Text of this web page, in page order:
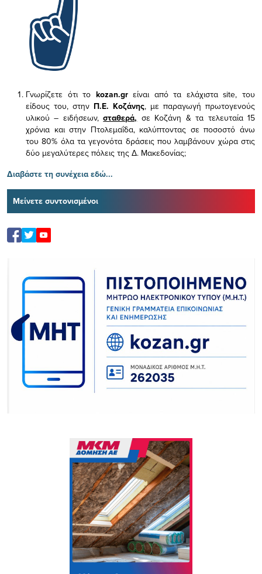
Γνωρίζετε ότι το kozan.gr είναι από τα ελάχισταsite, του
είδους του, στην Π.Ε. Κοζάνης, με παραγωγή πρωτογενούς
υλικού – ειδήσεων,σταθερά, σε Κοζάνη & τα τελευταία 15
χρόνια και στην Πτολεμαΐδα, καλύπτοντας σε ποσοστό άνω
του 80% όλα τα γεγονότα δράσεις που λαμβάνουν χώρα στις
δύο μεγαλύτερες πόλεις της Δ. Μακεδονίας;
Διαβάστε τη συνέχεια εδώ...
Μείνετε συντονισμένοι